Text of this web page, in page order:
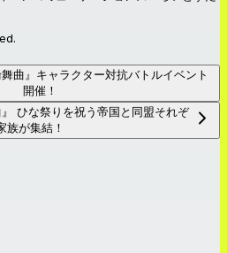
曲』キャラクター対抗バトルイベント
開催！
ひな祭りを祝う帝国と同盟それぞ
族が集結！